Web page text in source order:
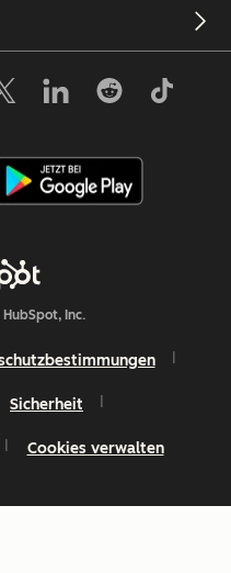
Inc.
Sicherheit
Cookies verwalten